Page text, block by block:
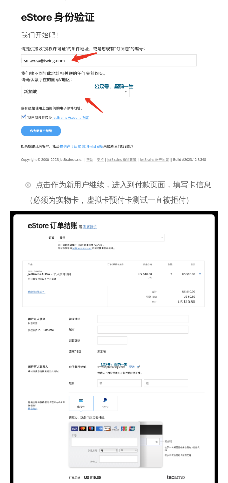
点击作为新用户继续，进入到付款页面，填写卡信息
（必须为实物卡，虚拟卡预付卡测试一直被拒付）